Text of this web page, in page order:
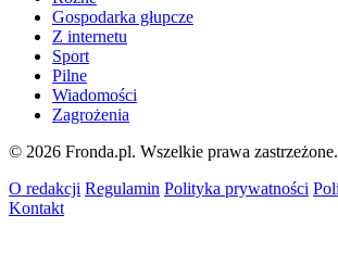
Gospodarka głupcze
Z internetu
Sport
Pilne
Wiadomości
Zagrożenia
© 2026 Fronda.pl. Wszelkie prawa zastrzeżone.
O redakcji Regulamin Polityka prywatności
Kontakt